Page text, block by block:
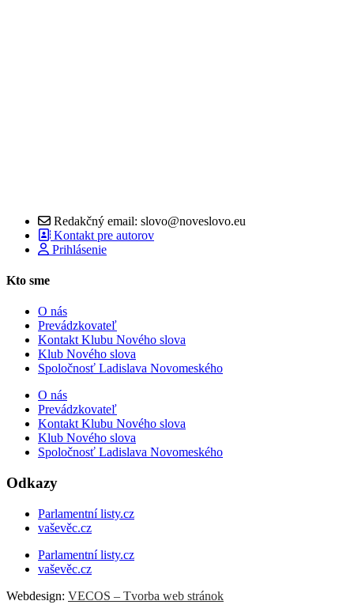
Redakčný email: slovo@noveslovo.eu
Kontakt pre autorov
Prihlásenie
Kto sme
O nás
Prevádzkovateľ
Kontakt Klubu Nového slova
Klub Nového slova
Spoločnosť Ladislava Novomeského
O nás
Prevádzkovateľ
Kontakt Klubu Nového slova
Klub Nového slova
Spoločnosť Ladislava Novomeského
Odkazy
Parlamentní listy.cz
vaševěc.cz
Parlamentní listy.cz
vaševěc.cz
Webdesign: VECOS – Tvorba web stránok